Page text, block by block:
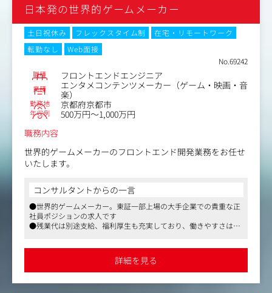
・品質向上のためのリファクタリングなどに携わっていた
だきます
・コードレビューやペアプロ/モブプログラミングなどに
よるメンバー同士の知見を深める機会が豊富にあります
など
【仕事内容（変更の範囲）】会社の定める業務
日本発の世界的ゲームメーカー
土日祝休み フレックスタイム制
在宅・リモートワーク
転勤なし
Web面接
No.69242
職種 フロントエンドエンジニア
業種
エンタメコンテンツメーカー（ゲーム・映画・音
楽）
勤務地 京都府京都市
年収例
500万円～1,000万円
職務内容
世界的ゲームメーカーのフロントエンド開発業務をお任せ
いたします。
コンサルタントからの一言
●世界的ゲームメーカー。東証一部上場の大手企業での貴重な正
社員ポジションの求人です
●残業代は別途支給、福利厚生も充実しており、働きやすさはさ
があるサイトの運営は大きな責任とやりがいが実感できる業務で
詳細を見る